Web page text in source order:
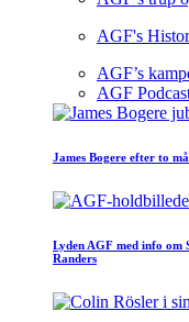
AGF's
AGF’s
AGF
James Bogere efter to
Lyden AGF med info om
Randers